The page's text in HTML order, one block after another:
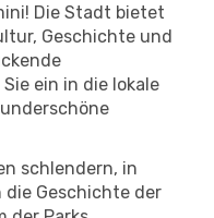
Die Stadt bietet
Geschichte und
ein in die lokale
schlendern, in
die Geschichte der